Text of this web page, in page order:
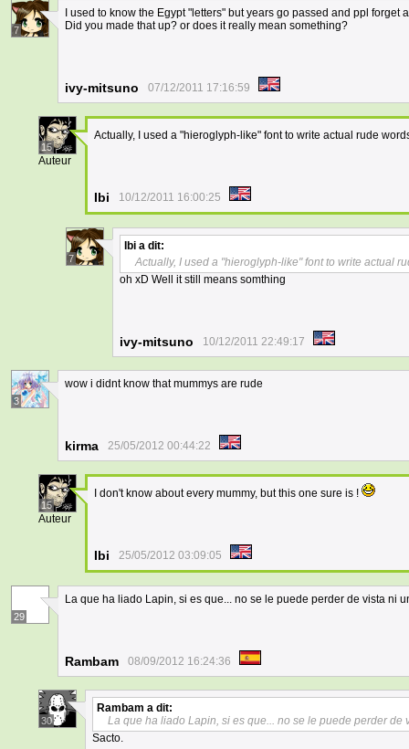
7
I used to know the Egypt "letters" but years go passed and ppl forget
Did you made that up? or does it really mean something?
ivy-mitsuno 07/12/2011 17:16:59
15
Auteur
Actually, I used a "hieroglyph-like" font to write actual rude
Ibi 10/12/2011 16:00:25
7
Ibi a dit:
Actually, I used a "hieroglyph-like" font to write actual
oh xD Well it still means somthing
ivy-mitsuno 10/12/2011 22:49:17
3
wow i didnt know that mummys are rude
kirma 25/05/2012 00:44:22
15
Auteur
I don't know about every mummy, but this one sure is !
Ibi 25/05/2012 03:09:05
29
La que ha liado Lapin, si es que... no se le puede perder de vista ni
Rambam 08/09/2012 16:24:36
30
Rambam a dit:
La que ha liado Lapin, si es que... no se le puede perder de
Sacto.